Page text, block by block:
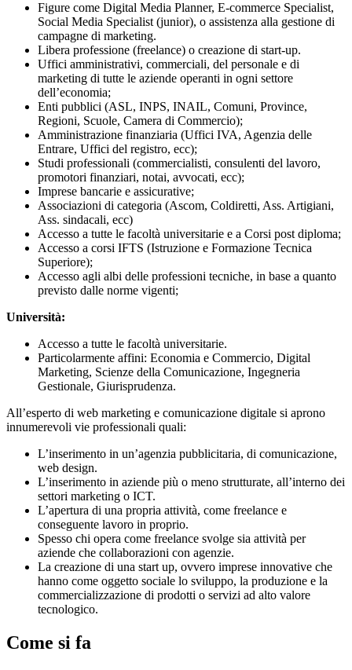
Figure come Digital Media Planner, E-commerce Specialist,
Social Media Specialist (junior), o assistenza alla gestione di
campagne di marketing.
Libera professione (freelance) o creazione di start-up.
Uffici amministrativi, commerciali, del personale e di
marketing di tutte le aziende operanti in ogni settore
dell’economia;
Enti pubblici (ASL, INPS, INAIL, Comuni, Province,
Regioni, Scuole, Camera di Commercio);
Amministrazione finanziaria (Uffici IVA, Agenzia delle
Entrare, Uffici del registro, ecc);
Studi professionali (commercialisti, consulenti del lavoro,
promotori finanziari, notai, avvocati, ecc);
Imprese bancarie e assicurative;
Associazioni di categoria (Ascom, Coldiretti, Ass. Artigiani,
Ass. sindacali, ecc)
Accesso a tutte le facoltà universitarie e a Corsi post diploma;
Accesso a corsi IFTS (Istruzione e Formazione Tecnica
Superiore);
Accesso agli albi delle professioni tecniche, in base a quanto
previsto dalle norme vigenti;
Università:
Accesso a tutte le facoltà universitarie.
Particolarmente affini: Economia e Commercio, Digital
Marketing, Scienze della Comunicazione, Ingegneria
Gestionale, Giurisprudenza.
All’esperto di web marketing e comunicazione digitale si aprono
innumerevoli vie professionali quali:
L’inserimento in un’agenzia pubblicitaria, di comunicazione,
web design.
L’inserimento in aziende più o meno strutturate, all’interno dei
settori marketing o ICT.
L’apertura di una propria attività, come freelance e
conseguente lavoro in proprio.
Spesso chi opera come freelance svolge sia attività per
aziende che collaborazioni con agenzie.
La creazione di una start up, ovvero imprese innovative che
hanno come oggetto sociale lo sviluppo, la produzione e la
commercializzazione di prodotti o servizi ad alto valore
tecnologico.
Come si fa